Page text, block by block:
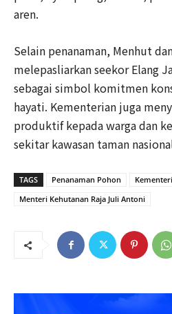
aren.
Selain penanaman, Menhut
melepasliarkan seekor Elang
sebagai simbol komitmen
hayati. Kementerian juga
produktif kepada warga dan
sekitar kawasan taman
TAGS Penanaman Pohon
Menteri Kehutanan Raja Juli Antoni